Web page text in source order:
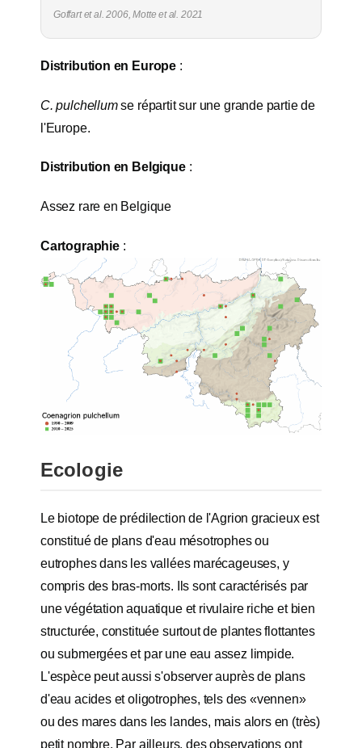
Goffart et al. 2006, Motte et al. 2021
Distribution en Europe :
C. pulchellumse répartit sur une grande partie de
l'Europe.
Distribution en Belgique:
Assez rare en Belgique
Cartographie:
Ecologie
Le biotope de prédilection de l'Agrion gracieux est
constitué de plans d'eau mésotrophes ou
eutrophes dans les vallées marécageuses, y
compris des bras-morts. Ils sont caractérisés par
une végétation aquatique et rivulaire riche et bien
structurée, constituée surtout de plantes flottantes
ou submergées et par une eau assez limpide.
L'espèce peut aussi s'observer auprès de plans
d'eau acides et oligotrophes, tels des «vennen»
ou des mares dans les landes, mais alors en (très)
petit nombre. Par ailleurs, des observations ont